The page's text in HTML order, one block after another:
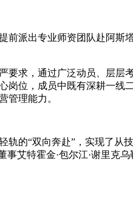
前派出专业师资团队赴阿斯
求，通过广泛动员、层
位，成员中既有深耕一
管理能力。
轨的“双向奔赴”，实现了从
艾特霍金·包尔江·谢里